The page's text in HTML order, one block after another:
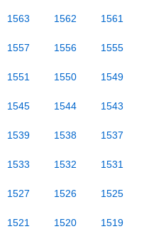
1563 1562 1561
1557 1556 1555
1551 1550 1549
1545 1544 1543
1539 1538 1537
1533 1532 1531
1527 1526 1525
1521 1520 1519